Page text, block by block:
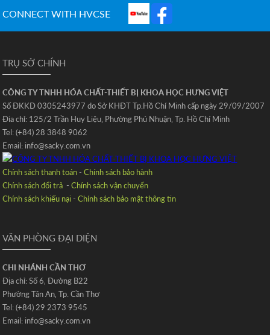
CONNECT WITH HVCSE
TRỤ SỞ CHÍNH
CÔNG TY TNHH HÓA CHẤT-THIẾT BỊ KHOA HỌC HƯNG VIỆT
Số ĐKKD 0305243977 do Sở KHĐT Tp.Hồ Chí Minh cấp ngày 29/09/2007
Đia chỉ: 125/2 Trần Huy Liệu‚ Phường Phú Nhuận‚ Tp. Hồ Chí Minh
Tel: (+84) 28 3848 9062
Email: info@sacky.com.vn
Chính sách thanh toán-Chính sách bảo hành
Chính sách đổi trả -Chính sách vận chuyển
Chính sách khiếu nại-Chính sách bảo mật thông tin
VĂN PHÒNG ĐẠI DIỆN
CHI NHÁNH CẦN THƠ
Địa chỉ: Số 6‚ Đường B22
Phường Tân An‚ Tp. Cần Thơ
Tel: (+84) 29 2373 9545
Email: info@sacky.com.vn